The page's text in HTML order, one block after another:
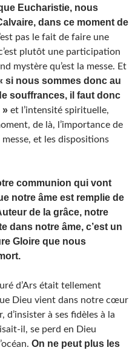
Eucharistie, nous
dans ce moment de
pas le fait de faire une
plutôt une participation
mystère qu’est la messe. Et
si nous sommes donc au
souffrances, il faut donc
» et l’intensité spirituelle,
de là, l’importance de
et les dispositions
communion qui vont
notre âme est remplie de
de la grâce, notre
dans notre âme, c’est un
Gloire que nous
d’Ars était tellement
Dieu vient dans notre cœur
d’insister à ses fidèles à la
il, se perd en Dieu
On ne peut plus les